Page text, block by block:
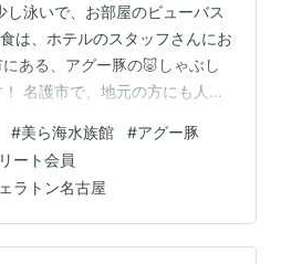
し泳いで、お部屋のビューバス
は、ホテルのスタッフさんにお
ある、アグー豚の🐷しゃぶし
名護市で、地元の方にも人気
は貴重な様です、 娘が飼って
ちゃんにそっくりです！ 店員
の黒い呼びブタをブーと鳴ら
の顔が、、 2種類のアグー豚
前菜は海ぶどう♪ さすがに、純
#美ら海水族館 #アグー豚
ート会員
ラトン名古屋